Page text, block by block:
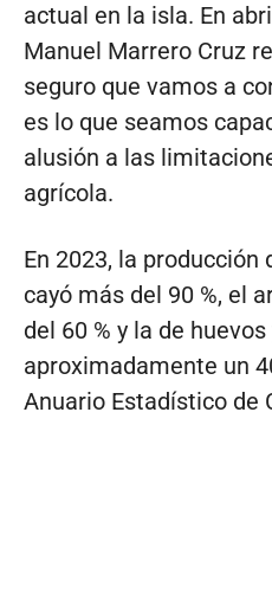
actual en la isla. En
Manuel Marrero Cruz
seguro que vamos a
es lo que seamos
alusión a las
agrícola.
En 2023, la producción
cayó más del 90 %, el
del 60 % y la de
aproximadamente un
Anuario Estadístico de